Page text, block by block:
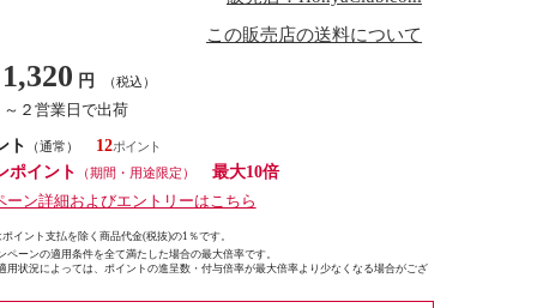
この販売店の送料について
1,320 円 （税込）
～２営業日で出荷
ト
（通常）
12
ポイント
（期間・用途限定）
最大10倍
ーン詳細およびエントリーはこちら
イント支払を除く商品代金(税抜)の1％です。
ペーンの適用条件を全て満たした場合の最大倍率です。
用状況によっては、ポイントの進呈数・付与倍率が最大倍率より少なくなる場合がござ